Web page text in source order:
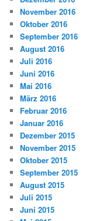
November 2016
Oktober 2016
September 2016
August 2016
Juli 2016
Juni 2016
Mai 2016
März 2016
Februar 2016
Januar 2016
Dezember 2015
November 2015
Oktober 2015
September 2015
August 2015
Juli 2015
Juni 2015